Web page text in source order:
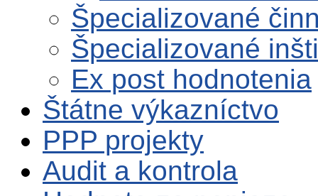
Špecializované
Špecializované
Ex post hodnotenia
Štátne výkazníctvo
PPP projekty
Audit a kontrola